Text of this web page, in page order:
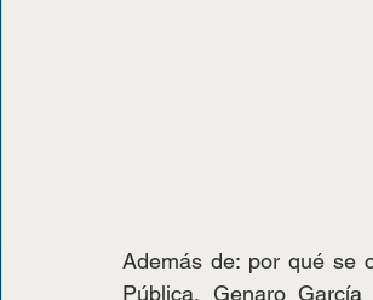
Además de: por qué se
Pública, Genaro